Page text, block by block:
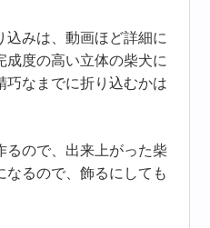
込みは、動画ほど詳細に
成度の高い立体の柴犬に
巧なまでに折り込むかは
るので、出来上がった柴
なるので、飾るにしても